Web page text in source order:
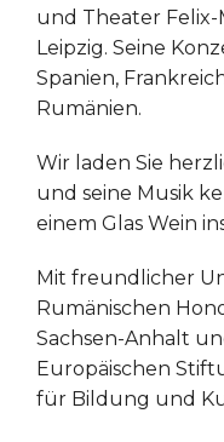
und Theater
Leipzig. Seine
Spanien,
Rumänien.
Wir laden Sie
und seine Musik
einem Glas Wein
Mit freundlicher
Rumänischen
Sachsen-Anhalt
Europäischen
für Bildung und